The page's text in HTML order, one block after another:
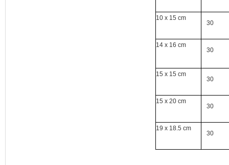
10 x 15 cm
30
14 x 16 cm
30
15 x 15 cm
30
15 x 20 cm
30
19 x 18.5 cm
30